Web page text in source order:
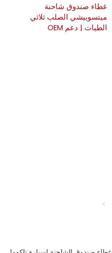
غطاء صندوق شاحنة
ميتسوبيشي الصلب ثلاثي
الطيات | دعم OEM